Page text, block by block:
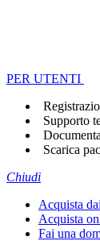
PER UTENTI
Supporto
Scarica
Chiudi
Acquista
Acquista
Fai una